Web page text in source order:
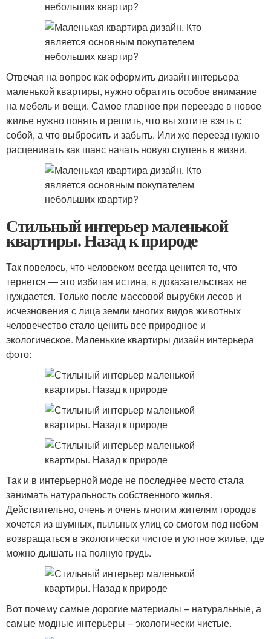
Отвечая на вопрос как оформить дизайн интерьера
маленькой квартиры, нужно обратить особое внимание
на мебель и вещи. Самое главное при переезде в новое
жилье нужно понять и решить, что вы хотите взять с
собой, а что выбросить и забыть. Или же переезд нужно
расценивать как шанс начать новую ступень в жизни.
Стильный интерьер маленькой
квартиры. Назад к природе
Так повелось, что человеком всегда ценится то, что
теряется — это избитая истина, в доказательствах не
нуждается. Только после массовой вырубки лесов и
исчезновения с лица земли многих видов животных
человечество стало ценить все природное и
экологическое. Маленькие квартиры дизайн интерьера
фото:
Так и в интерьерной моде не последнее место стала
занимать натуральность собственного жилья.
Действительно, очень и очень многим жителям городов
хочется из шумных, пыльных улиц со смогом под небом
возвращаться в экологически чистое и уютное жилье, где
можно дышать на полную грудь.
Вот почему самые дорогие материалы – натуральные, а
самые модные интерьеры – экологически чистые.